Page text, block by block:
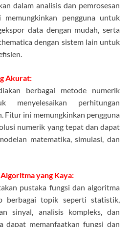
dalam analisis dan pemrosesan
pengguna untuk
data dengan mudah, serta
dengan sistem lain untuk
Akurat:
berbagai metode numerik
perhitungan
Fitur ini memungkinkan pengguna
numerik yang tepat dan dapat
matematika, simulasi, dan
yang Kaya:
pustaka fungsi dan algoritma
berbagai topik seperti statistik,
sinyal, analisis kompleks, dan
dapat memanfaatkan fungsi dan